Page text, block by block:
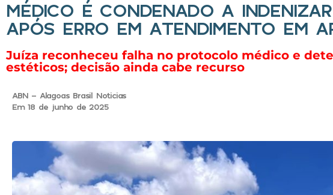
MÉDICO É CONDENADO A
APÓS ERRO EM ATENDIMENTO EM
Juíza reconheceu falha no protocolo médico e
estéticos; decisão ainda cabe recurso
ABN - Alagoas Brasil Noticias
Em 18 de junho de 2025